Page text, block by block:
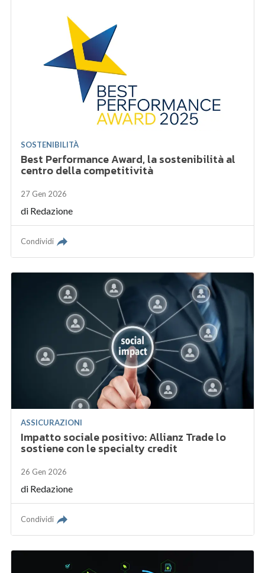
SOSTENIBILITÀ
Best Performance Award, la sostenibilità al
centro della competitività
27 Gen 2026
di Redazione
Condividi
ASSICURAZIONI
Impatto sociale positivo: Allianz Trade lo
sostiene con le specialty credit
26 Gen 2026
di Redazione
Condividi